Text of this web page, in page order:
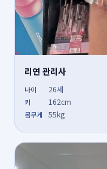
리연 관리사
나이 26세
키 162cm
몸무게 55kg